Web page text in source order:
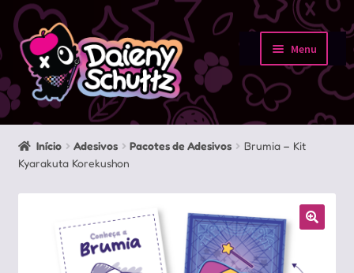
Pular
para
navegação
Pular
para
conteúdo
Menu
Início
Loja
Portfolio
Início Adesivos Pacotes de Adesivos
Brumia – Kit
Kyarakuta Korekushon